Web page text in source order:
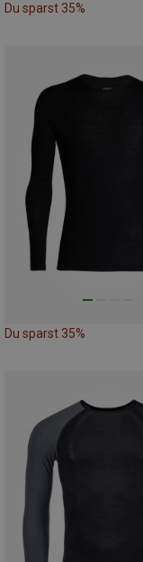
Du sparst 35%
Du sparst 35%